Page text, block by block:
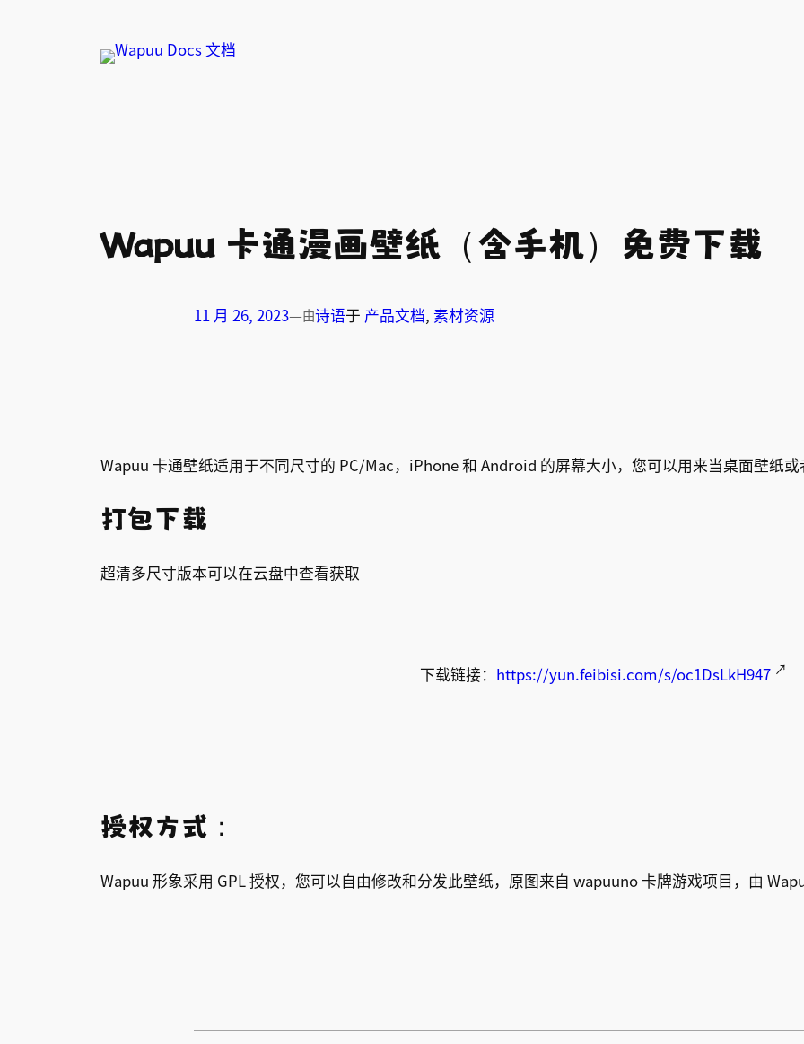
Wapuu 卡通漫画壁纸（含手机）免费下载
11 月 26, 2023—由诗语于 产品文档, 素材资源
Wapuu 卡通壁纸适用于不同尺寸的 PC/Mac，iPhone 和 Android 的屏幕大小，您可以用来当桌面壁纸或
打包下载
超清多尺寸版本可以在云盘中查看获取
下载链接： https://yun.feibisi.com/s/oc1DsLkH947 ↗
授权方式：
Wapuu 形象采用 GPL 授权，您可以自由修改和分发此壁纸，原图来自 wapuuno 卡牌游戏项目，由